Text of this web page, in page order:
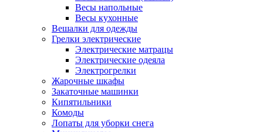
Весы напольные
Весы кухонные
Вешалки для одежды
Грелки электрические
Электрические матрацы
Электрические одеяла
Электрогрелки
Жарочные шкафы
Закаточные машинки
Кипятильники
Комоды
Лопаты для уборки снега